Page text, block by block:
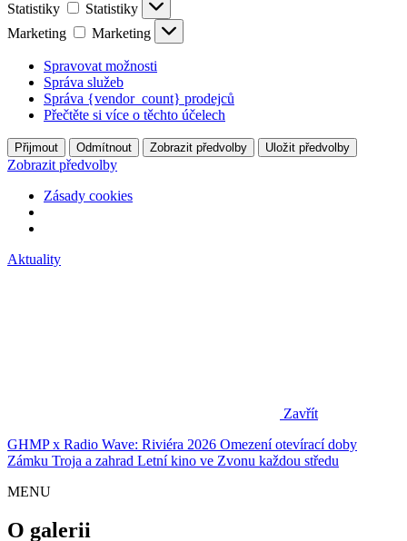
Statistiky
Statistiky
Marketing
Marketing
Spravovat možnosti
Správa služeb
Správa {vendor_count} prodejců
Přečtěte si více o těchto účelech
Přijmout Odmítnout Zobrazit předvolby Uložit předvolby
Zobrazit předvolby
Zásady cookies
Aktuality
Zavřít
GHMP x Radio Wave: Riviéra 2026 Omezení otevírací doby
Zámku Troja a zahrad Letní kino ve Zvonu každou středu
MENU
O galerii